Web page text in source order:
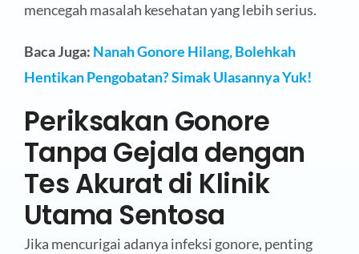
mencegah masalah kesehatan yang lebih serius.
Baca Juga: Nanah Gonore Hilang, Bolehkah
Hentikan Pengobatan? Simak Ulasannya Yuk!
Periksakan Gonore
Tanpa Gejala dengan
Tes Akurat di Klinik
Utama Sentosa
Jika mencurigai adanya infeksi gonore, penting